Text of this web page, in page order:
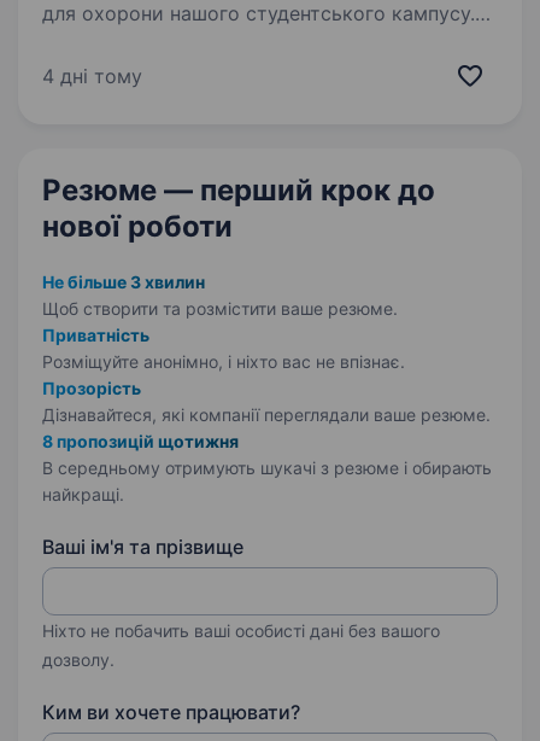
для охорони нашого студентського кампусу.
та комфортне приміщення з зонами для ігор,
4 дні тому
Резюме — перший крок до
нової роботи
Не більше 3 хвилин
Щоб створити та розмістити ваше резюме.
Приватність
Розміщуйте анонімно, і ніхто вас не впізнає.
Прозорість
Дізнавайтеся, які компанії переглядали ваше резюме.
8 пропозицій щотижня
В середньому отримують шукачі з резюме і обирають
найкращі.
Ваші ім'я та прізвище
Ніхто не побачить ваші особисті дані без вашого
дозволу.
Ким ви хочете працювати?